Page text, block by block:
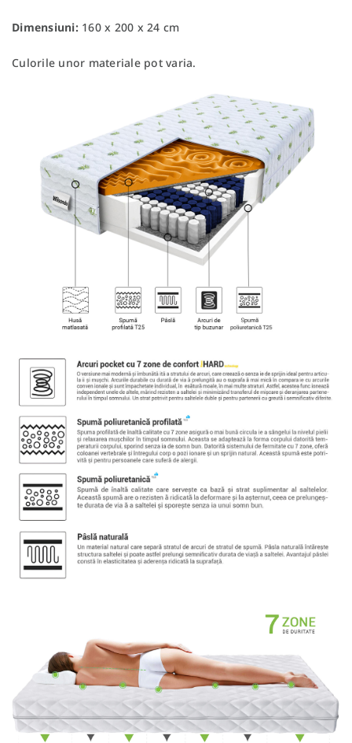
Dimensiuni: 160 x 200 x 24 cm
Culorile unor materiale pot varia.